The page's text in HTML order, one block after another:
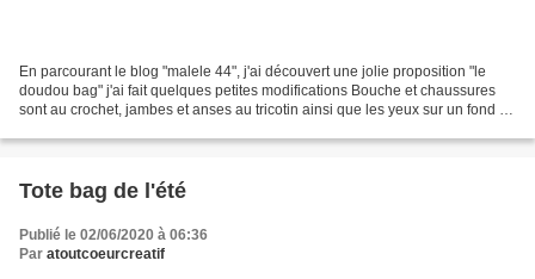
En parcourant le blog "malele 44", j'ai découvert une jolie proposition "le
doudou bag" j'ai fait quelques petites modifications Bouche et chaussures
sont au crochet, jambes et anses au tricotin ainsi que les yeux sur un fond de
Tote bag de l'été
Publié le 02/06/2020 à 06:36
Par atoutcoeurcreatif